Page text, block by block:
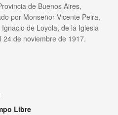
de Buenos Aires,
por Monseñor Vicente Peira,
de Loyola, de la Iglesia
24 de noviembre de 1917.
Libre